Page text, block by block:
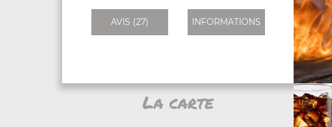
AVIS (27) INFORMATIONS
La carte